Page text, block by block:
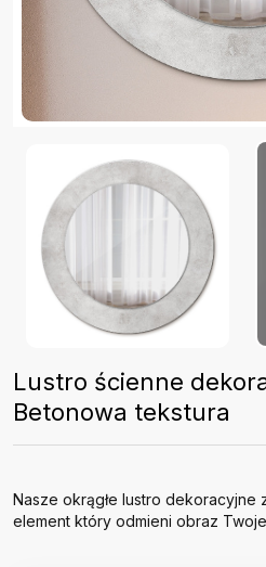
Lustro ścienne
Betonowa tekstura
Nasze okrągłe lustro dekoracyjne
element który odmieni obraz